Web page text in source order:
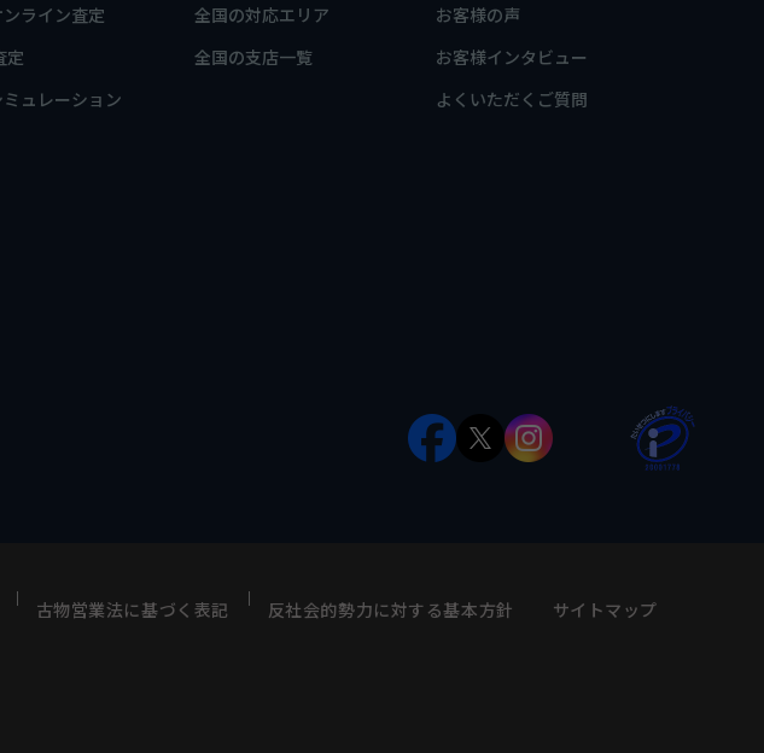
ライン査定
定
ュレーション
全国の対応エリア
全国の支店一覧
お客様の声
お客様インタビュー
よくいただくご質問
古物営業法に基づく表記 反社会的勢力に対する基本方針 サイトマップ